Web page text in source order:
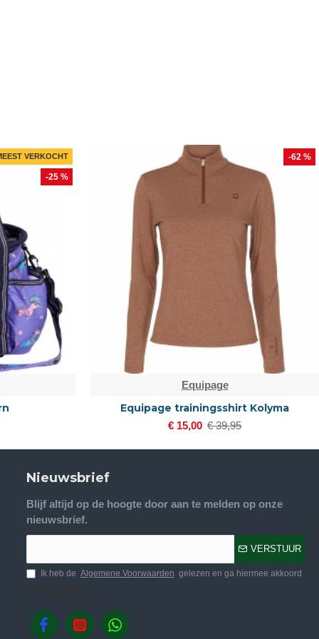
VERKOCHT
-25 %
-62 %
Equipage
Equipage trainingsshirt Kolyma
€ 15,00 € 39,95
Nieuwsbrief
Blijf altijd op de hoogte door aan te melden op onze
nieuwsbrief.
VERSTUUR
Ik heb de Algemene Voorwaarden gelezen en ga hiermee akkoord